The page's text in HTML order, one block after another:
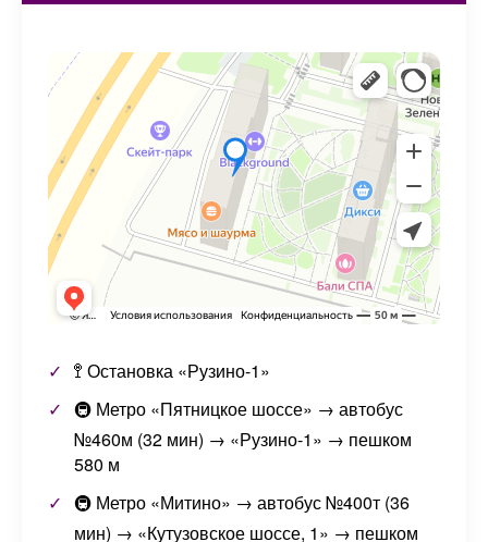
🚏 Остановка «Рузино-1»
🚇 Метро «Пятницкое шоссе» → автобус
№460м (32 мин) → «Рузино-1» → пешком
580 м
🚇 Метро «Митино» → автобус №400т (36
мин) → «Кутузовское шоссе, 1» → пешком